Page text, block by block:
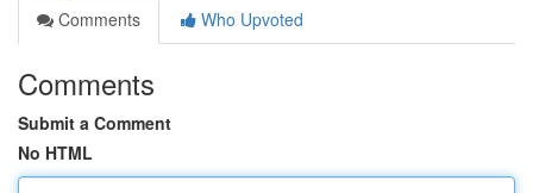
Comments
Who Upvoted
Comments
Submit a Comment
No HTML